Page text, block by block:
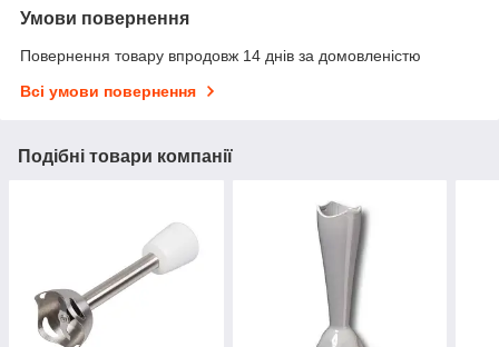
Умови повернення
Повернення товару впродовж 14 днів за домовленістю
Всі умови повернення
Подібні товари компанії